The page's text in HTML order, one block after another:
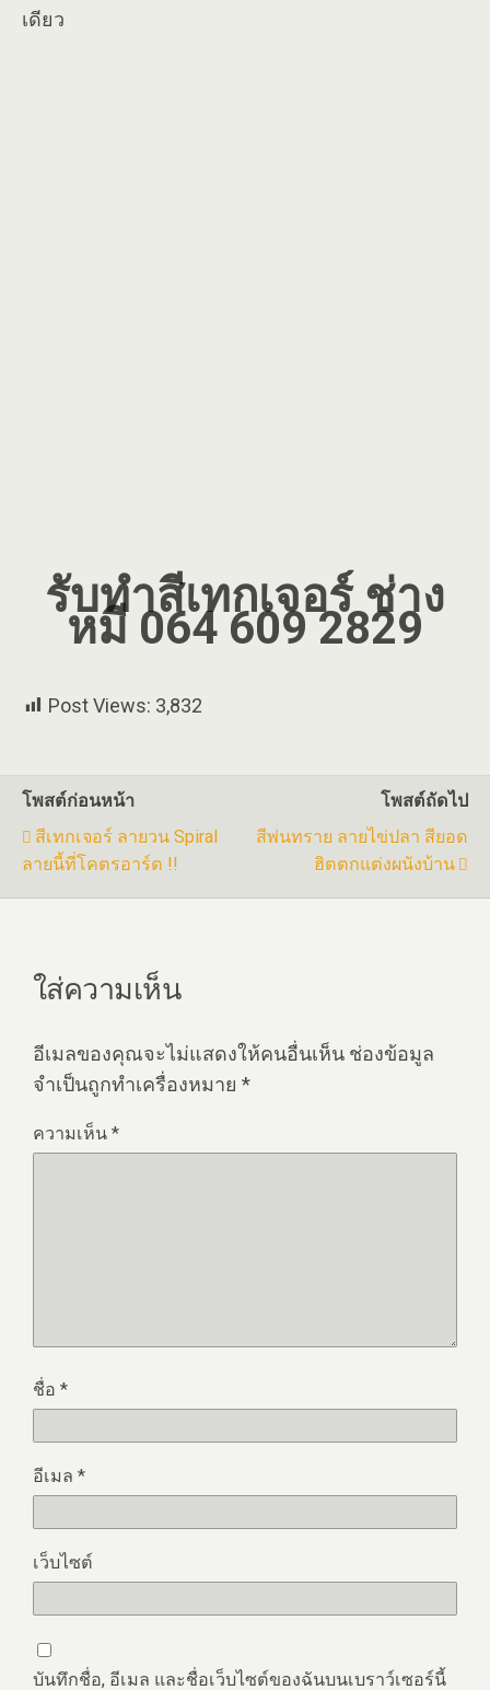
เดียว
รับทำสีเทกเจอร์ ช่าง
หมี 064 609 2829
Post Views: 3,832
โพสต์ก่อนหน้า
สีเทกเจอร์ ลายวน Spiral
ลายนี้ที่โคตรอาร์ต !!
โพสต์ถัดไป
สีพ่นทราย ลายไข่ปลา สียอด
ฮิตตกแต่งผนังบ้าน
ใส่ความเห็น
อีเมลของคุณจะไม่แสดงให้คนอื่นเห็น ช่องข้อมูล
จำเป็นถูกทำเครื่องหมาย *
ความเห็น *
ชื่อ *
อีเมล *
เว็บไซต์
บันทึกชื่อ, อีเมล และชื่อเว็บไซต์ของฉันบนเบราว์เซอร์นี้